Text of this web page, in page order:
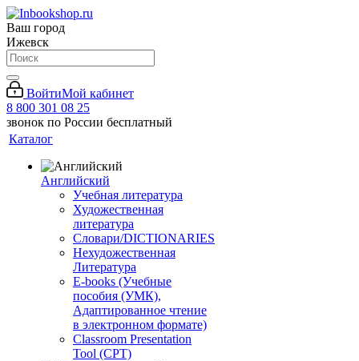
Ваш город
Ижевск
ВойтиМой кабинет
8 800 301 08 25
звонок по России бесплатный
Каталог
Английский
Учебная литература
Художественная
литература
Словари/DICTIONARIES
Нехудожественная
Литература
E-books (Учебные
пособия (УМК),
Адаптированное чтение
в электронном формате)
Classroom Presentation
Tool (CPT)